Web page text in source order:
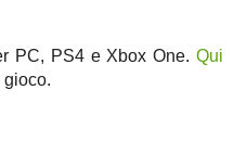
PC, PS4 e Xbox One. Qui
gioco.